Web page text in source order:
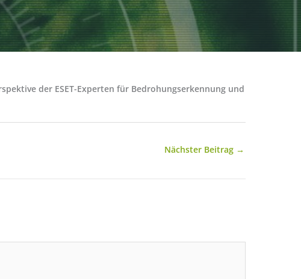
der ESET-Experten für Bedrohungserkennung und
Nächster Beitrag →